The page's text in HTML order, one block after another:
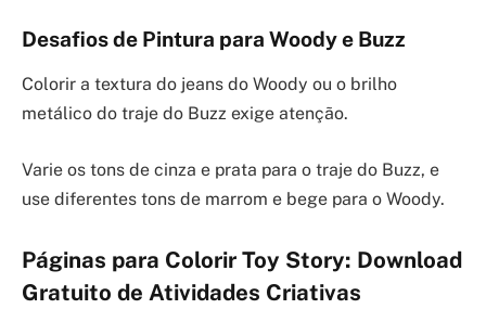
Desafios de Pintura para Woody e Buzz
Colorir a textura do jeans do Woody ou o brilho
metálico do traje do Buzz exige atenção.
Varie os tons de cinza e prata para o traje do Buzz, e
use diferentes tons de marrom e bege para o Woody.
Páginas para Colorir Toy Story: Download
Gratuito de Atividades Criativas